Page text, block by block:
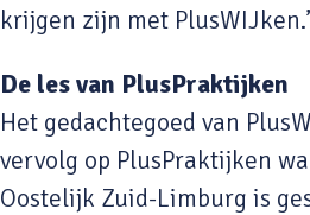
krijgen zijn met
De les van PlusPraktijken
Het gedachtegoed van
vervolg op PlusPraktijken
Oostelijk Zuid-Limburg is